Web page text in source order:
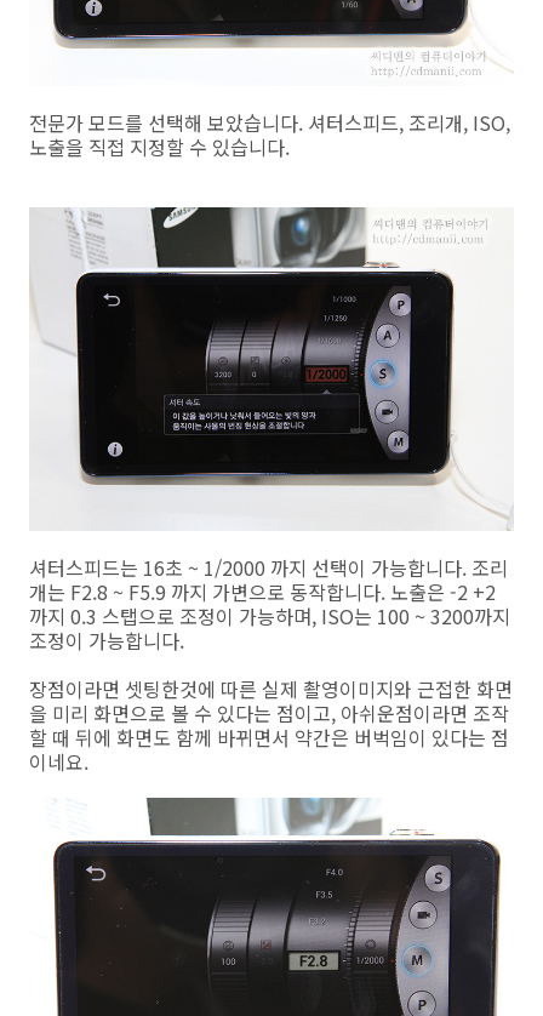
전문가 모드를 선택해 보았습니다. 셔터스피드, 조리개, ISO,
노출을 직접 지정할 수 있습니다.
셔터스피드는 16초 ~ 1/2000 까지 선택이 가능합니다. 조리
개는 F2.8 ~ F5.9 까지 가변으로 동작합니다. 노출은 -2 +2
까지 0.3 스탭으로 조정이 가능하며, ISO는 100 ~ 3200까지
조정이 가능합니다.
장점이라면 셋팅한것에 따른 실제 촬영이미지와 근접한 화면
을 미리 화면으로 볼 수 있다는 점이고, 아쉬운점이라면 조작
할 때 뒤에 화면도 함께 바뀌면서 약간은 버벅임이 있다는 점
이네요.